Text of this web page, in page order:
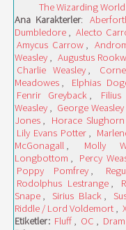
The Wizarding
Ana Karakterler:
Dumbledore , Alecto
Amycus Carrow ,
Weasley , Augustus
Charlie Weasley ,
Meadowes , Elphias
Fenrir Greyback ,
Weasley , George Weasley
Jones , Horace Slughorn
Lily Evans Potter ,
McGonagall , Molly
Longbottom , Percy
Poppy Pomfrey ,
Rodolphus Lestrange ,
Snape , Sirius Black ,
Riddle / Lord Voldemort ,
Etiketler: Fluff , OC , Dram